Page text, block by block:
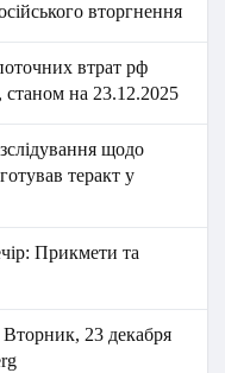
вторгнення
втрат рф
станом на 23.12.2025
щодо
теракт у
Прикмети та
23 декабря